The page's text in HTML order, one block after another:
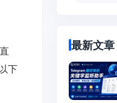
下
最新文章